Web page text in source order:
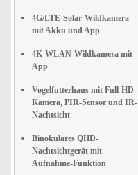
4G/LTE-Solar-Wildkamera
mit Akku und App
4K-WLAN-Wildkamera mit
App
Vogelfutterhaus mit Full-HD-
Kamera, PIR-Sensor und IR-
Nachtsicht
Binokulares QHD-
Nachtsichtgerät mit
Aufnahme-Funktion